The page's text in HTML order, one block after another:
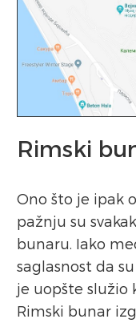
Rimski
Ono što je ipak
pažnju su
bunaru. Iako
saglasnost da
je uopšte služio
Rimski bunar